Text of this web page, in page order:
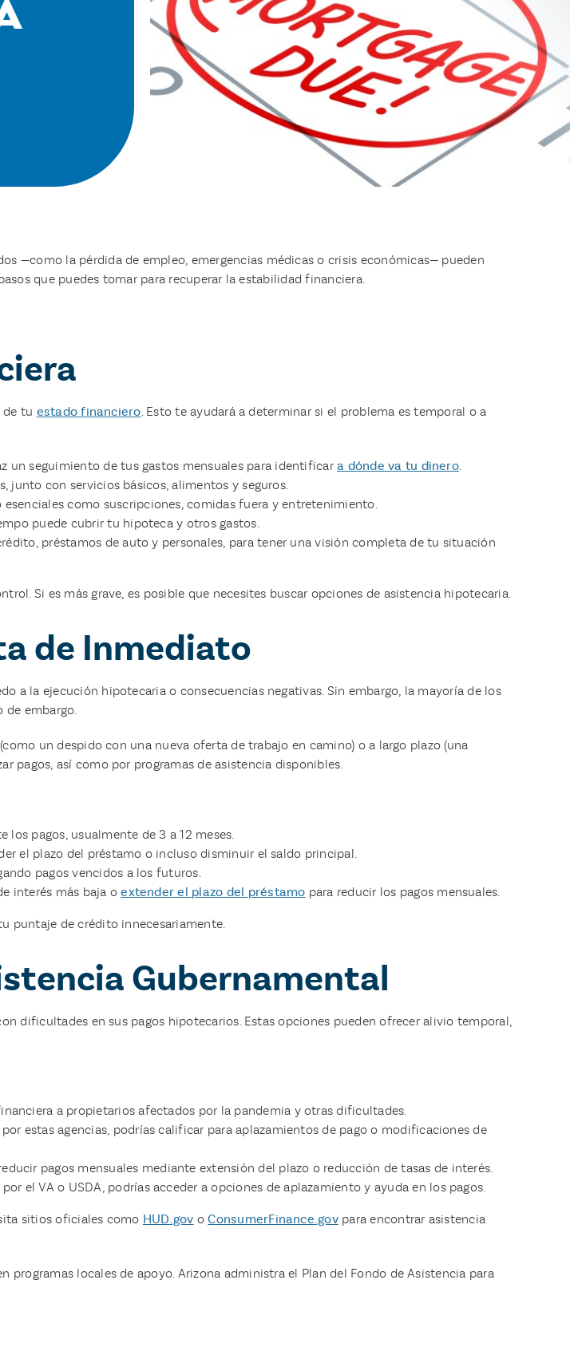
—como la pérdida de empleo, emergencias médicas o crisis económicas— pueden
que puedes tomar para recuperar la estabilidad financiera.
de tu estado financiero . Esto te ayudará a determinar si el problema es temporal o a
un seguimiento de tus gastos mensuales para identificara dónde va tu dinero.
junto con servicios básicos, alimentos y seguros.
como suscripciones, comidas fuera y entretenimiento.
puede cubrir tu hipoteca y otros gastos.
préstamos de auto y personales, para tener una visión completa de tu situación
Si es más grave, es posible que necesites buscar opciones de asistencia hipotecaria.
de Inmediato
a la ejecución hipotecaria o consecuencias negativas. Sin embargo, la mayoría de los
embargo.
un despido con una nueva oferta de trabajo en camino) o a largo plazo (una
pagos, así como por programas de asistencia disponibles.
pagos, usualmente de 3 a 12 meses.
el plazo del préstamo o incluso disminuir el saldo principal.
pagos vencidos a los futuros.
interés más baja oextender el plazo del préstamo para reducir los pagos mensuales.
puntaje de crédito innecesariamente.
Gubernamental
dificultades en sus pagos hipotecarios. Estas opciones pueden ofrecer alivio temporal,
a propietarios afectados por la pandemia y otras dificultades.
estas agencias, podrías calificar para aplazamientos de pago o modificaciones de
pagos mensuales mediante extensión del plazo o reducción de tasas de interés.
el VA o USDA, podrías acceder a opciones de aplazamiento y ayuda en los pagos.
sitios oficiales como HUD.gov oConsumerFinance.govpara encontrar asistencia
locales de apoyo. Arizona administra el Plan del Fondo de Asistencia para